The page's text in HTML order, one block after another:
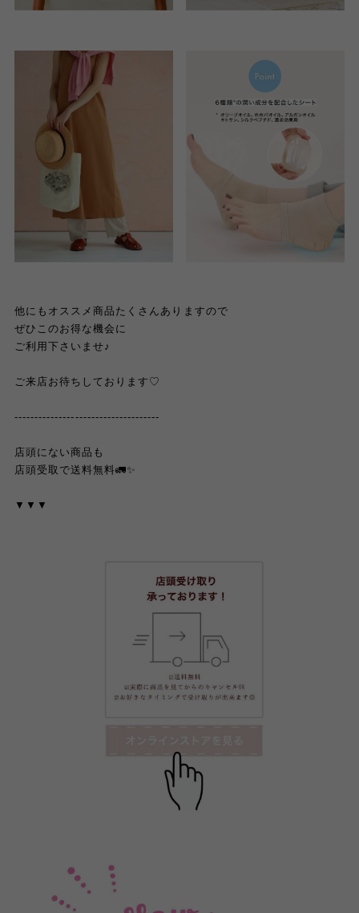
他にもオススメ商品たくさんありますので
ぜひこのお得な機会に
ご利用下さいませ♪
ご来店お待ちしております♡
------------------------------------
店頭にない商品も
店頭受取で送料無料🚛✨
▼▼▼